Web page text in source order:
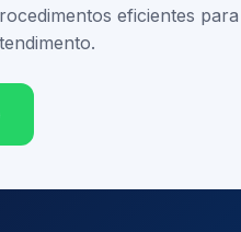
eficientes para